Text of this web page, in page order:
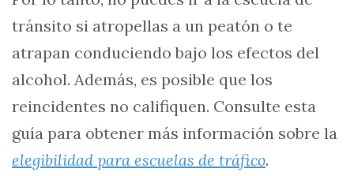
tránsito si atropellas a un peatón o te
atrapan conduciendo bajo los efectos del
alcohol. Además, es posible que los
reincidentes no califiquen. Consulte esta
guía para obtener más información sobre la
elegibilidad para escuelas de tráfico.